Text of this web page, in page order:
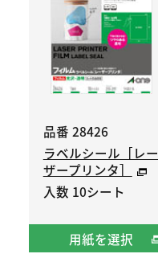
品番 28426
ラベルシール［レー
ザープリンタ］
入数 10シート
用紙を選択